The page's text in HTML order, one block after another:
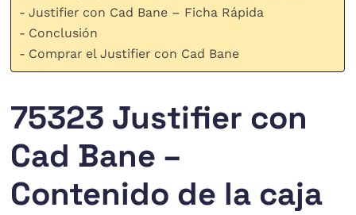
Justifier con Cad Bane – Ficha Rápida
Conclusión
Comprar el Justifier con Cad Bane
75323 Justifier con
Cad Bane –
Contenido de la caja